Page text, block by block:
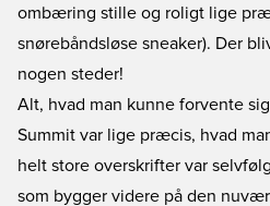
ombæring stille og roligt lige
snørebåndsløse sneaker). Der
nogen steder!
Alt, hvad man kunne forvente
Summit var lige præcis, hvad
helt store overskrifter var
som bygger videre på den